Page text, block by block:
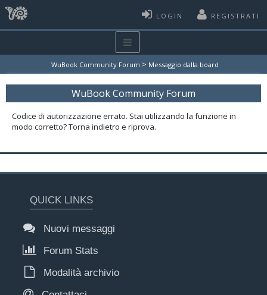
LOGIN REGISTRATI
WuBook Community Forum > Messaggio dalla board
WuBook Community Forum
Codice di autorizzazione errato. Stai utilizzando la funzione in
modo corretto? Torna indietro e riprova.
QUICK LINKS
Nuovi messaggi
Forum Stats
Modalità archivio